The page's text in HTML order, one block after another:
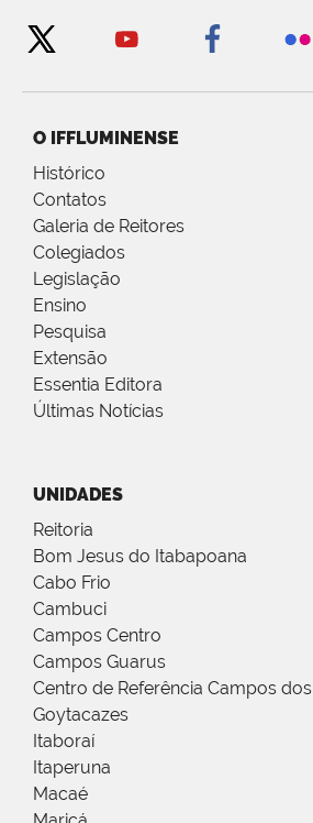
O IFFLUMINENSE
Histórico
Contatos
Galeria de Reitores
Colegiados
Legislação
Ensino
Pesquisa
Extensão
Essentia Editora
Últimas Notícias
UNIDADES
Reitoria
Bom Jesus do Itabapoana
Cabo Frio
Cambuci
Campos Centro
Campos Guarus
Centro de Referência Campos dos
Goytacazes
Itaboraí
Itaperuna
Macaé